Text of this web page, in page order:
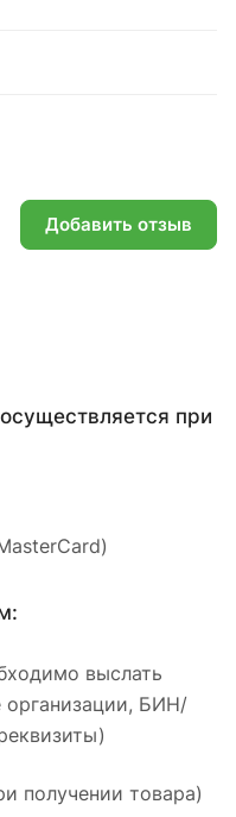
Добавить отзыв
при
выслать
организации, БИН/
получении товара)